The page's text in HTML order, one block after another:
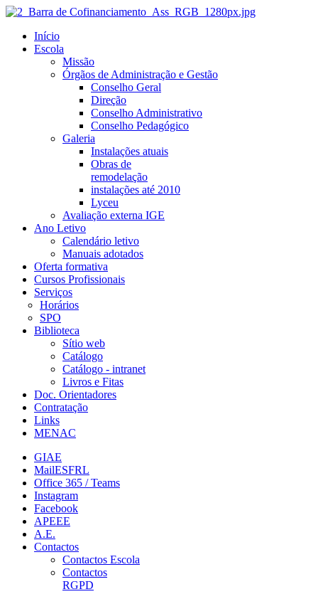
Início
Escola
Missão
Órgãos de Administração e Gestão
Conselho Geral
Direção
Conselho Administrativo
Conselho Pedagógico
Galeria
Instalações atuais
Obras de
remodelação
instalações até 2010
Lyceu
Avaliação externa IGE
Ano Letivo
Calendário letivo
Manuais adotados
Oferta formativa
Cursos Profissionais
Serviços
Horários
SPO
Biblioteca
Sítio web
Catálogo
Catálogo - intranet
Livros e Fitas
Doc. Orientadores
Contratação
Links
MENAC
GIAE
MailESFRL
Office 365 / Teams
Instagram
Facebook
APEEE
A.E.
Contactos
Contactos Escola
Contactos
RGPD